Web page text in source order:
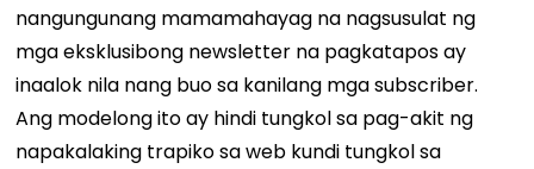
nangungunang mamamahayag na nagsusulat ng
mga eksklusibong newsletter na pagkatapos ay
inaalok nila nang buo sa kanilang mga subscriber.
Ang modelong ito ay hindi tungkol sa pag-akit ng
napakalaking trapiko sa web kundi tungkol sa